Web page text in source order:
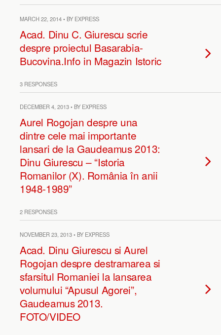
MARCH 22, 2014 • BY EXPRESS
Acad. Dinu C. Giurescu scrie
despre proiectul Basarabia-
Bucovina.Info in Magazin Istoric
3 RESPONSES
DECEMBER 4, 2013 • BY EXPRESS
Aurel Rogojan despre una
dintre cele mai importante
lansari de la Gaudeamus 2013:
Dinu Giurescu – “Istoria
Romanilor (X). România în anii
1948-1989”
2 RESPONSES
NOVEMBER 23, 2013 • BY EXPRESS
Acad. Dinu Giurescu si Aurel
Rogojan despre destramarea si
sfarsitul Romaniei la lansarea
volumului “Apusul Agorei”,
Gaudeamus 2013.
FOTO/VIDEO